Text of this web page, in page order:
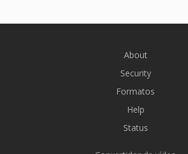
About
Security
Formatos
Help
Status